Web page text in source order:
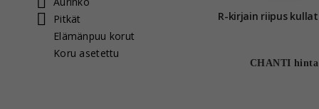
Pitkät
Elämänpuu korut
Koru asetettu
R-kirjain
CHANTI hinta